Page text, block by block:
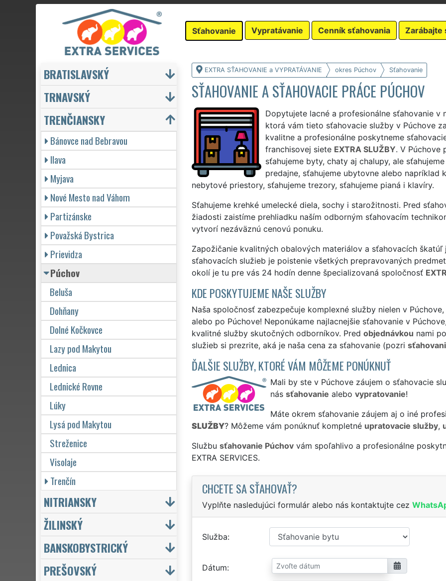
Sťahovanie Vypratávanie Cenník sťahovania Zarábajte
EXTRA SŤAHOVANIE a VYPRATÁVANIE okres Púchov Sťahovanie
SŤAHOVANIE A SŤAHOVACIE PRÁCE PÚCHOV
Dopytujete lacné a profesionálne sťahovanie
ktorá vám tieto sťahovacie služby v Púchove
kvalitne a profesionálne poskytneme
franchisovej siete EXTRA SLUŽBY. V Púchove
sťahujeme byty, chaty aj chalupy, ale
predajne, sťahujeme ubytovne alebo
nebytové priestory, sťahujeme trezory, sťahujeme pianá i klavíry.
Sťahujeme krehké umelecké diela, sochy i starožitnosti. Pred
žiadosti zaistíme prehliadku naším odborným sťahovacím
vytvorí nezáväznú cenovú ponuku.
Zapožičanie kvalitných obalových materiálov a sťahovacích
sťahovacích služieb je poistenie všetkých prepravovaných
okolí je tu pre vás 24 hodín denne špecializovaná spoločnosť
KDE POSKYTUJEME NAŠE SLUŽBY
Naša spoločnosť zabezpečuje komplexné služby nielen v
alebo po Púchove! Neponúkame najlacnejšie sťahovanie v
kvalitné služby skutočných odborníkov. Pred objednávkou nami
služieb si prezrite, aká je naša cena za sťahovanie (pozri
ĎALŠIE SLUŽBY, KTORÉ VÁM MÔŽEME PONÚKNUŤ
Mali by ste v Púchove záujem o sťahovacie
nás sťahovanie alebo vypratovanie!
Máte okrem sťahovanie záujem aj o iné
SLUŽBY? Môžeme vám ponúknuť kompletné upratovacie služby,
Službu sťahovanie Púchovvám spoľahlivo a profesionálne
EXTRA SERVICES.
CHCETE SA SŤAHOVAŤ?
Vyplňte nasledujúci formulár alebo nás kontaktujte cez
Služba
Dátum
BRATISLAVSKÝ
TRNAVSKÝ
TRENČIANSKY
Bánovce nad Bebravou
Ilava
Myjava
Nové Mesto nad Váhom
Partizánske
Považská Bystrica
Prievidza
Púchov
Beluša
Dohňany
Dolné Kočkovce
Lazy pod Makytou
Lednica
Lednické Rovne
Lúky
Lysá pod Makytou
Streženice
Visolaje
Trenčín
NITRIANSKY
ŽILINSKÝ
BANSKOBYSTRICKÝ
PREŠOVSKÝ